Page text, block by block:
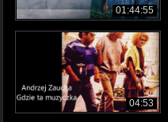
01:44:55
04:53